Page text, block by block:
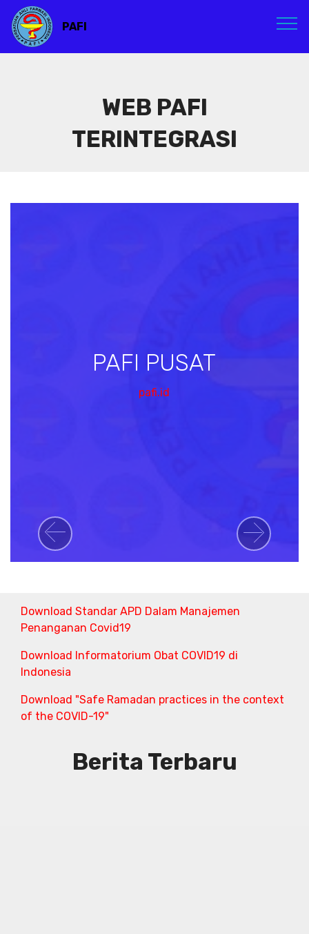
PAFI
WEB PAFI
TERINTEGRASI
PAFI PUSAT
pafi.id
Previous Next
Download Standar APD Dalam Manajemen
Penanganan Covid19
Download Informatorium Obat COVID19 di
Indonesia
Download "Safe Ramadan practices in the context
of the COVID-19"
Berita Terbaru